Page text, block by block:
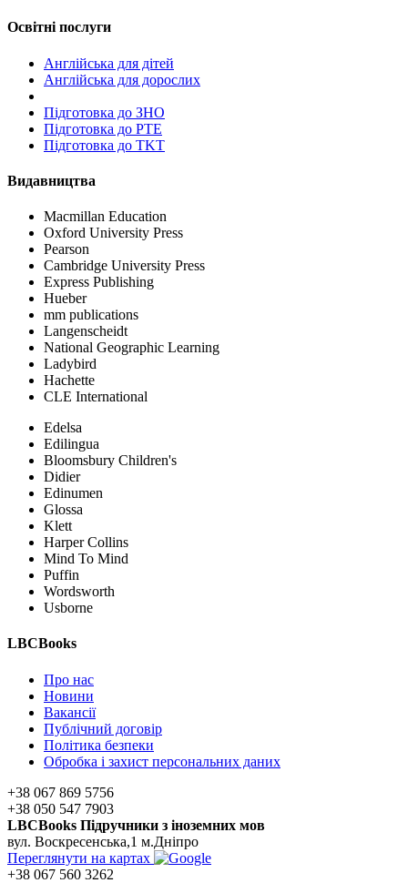
Освітні послуги
Англійська для дітей
Англійська для дорослих
Пiдготовка до ЗНО
Підготовка до PTE
Підготовка до TKT
Видавництва
Macmillan Education
Oxford University Press
Pearson
Cambridge University Press
Express Publishing
Hueber
mm publications
Langenscheidt
National Geographic Learning
Ladybird
Hachette
CLE International
Edelsa
Edilingua
Bloomsbury Children's
Didier
Edinumen
Glossa
Klett
Harper Collins
Mind To Mind
Puffin
Wordsworth
Usborne
LBCBooks
Про нас
Новини
Вакансії
Публічний договір
Політика безпеки
Обробка і захист персональних даних
+38 067 869 5756
+38 050 547 7903
LBCBooks Підручники з іноземних мов
вул. Воскресенська,1 м.Дніпро
Переглянути на картах
+38 067 560 3262